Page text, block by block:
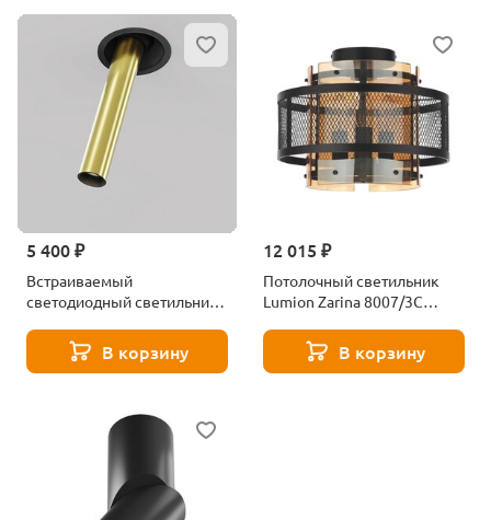
5 400 ₽
Встраиваемый
светодиодный светильник
L300-7W4K-BBSВ корзину
12 015 ₽
Потолочный светильник
Lumion Zarina 8007/3C
В корзину